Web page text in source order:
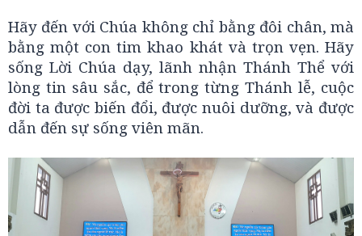
Hãy đến với Chúa không chỉ bằng đôi chân, mà
bằng một con tim khao khát và trọn vẹn. Hãy
sống Lời Chúa dạy, lãnh nhận Thánh Thể với
lòng tin sâu sắc, để trong từng Thánh lễ, cuộc
đời ta được biến đổi, được nuôi dưỡng, và được
dẫn đến sự sống viên mãn.